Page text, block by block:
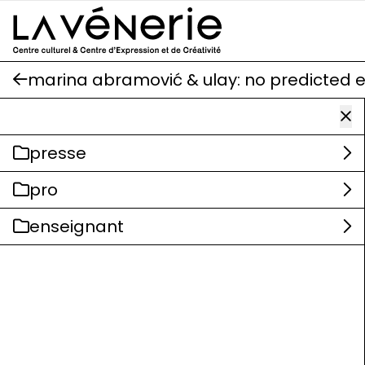
Aller au contenu principal
marina abramović & ulay: no predicted
presse
pro
enseignant